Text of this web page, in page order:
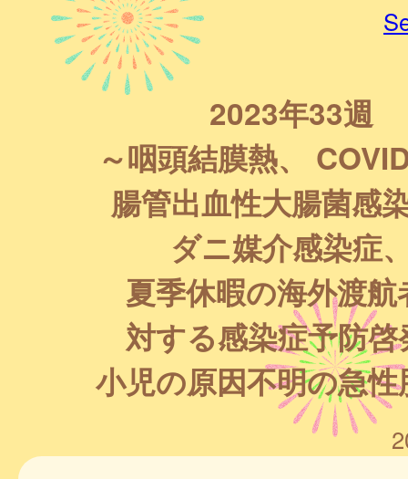
2023年33週
～咽頭結膜熱、
腸管出血性大腸菌感
ダニ媒介感染症
夏季休暇の海外渡航
対する感染症予防啓
小児の原因不明の急性